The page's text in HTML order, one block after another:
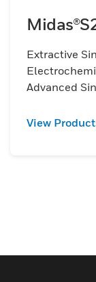
Extractive
Advanced
View